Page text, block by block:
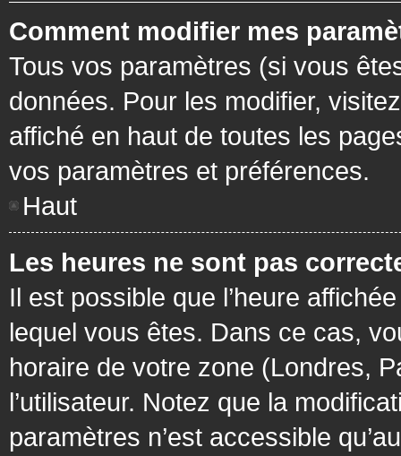
Comment modifier mes
Tous vos paramètres (si vous
données. Pour les modifier,
affiché en haut de toutes les
vos paramètres et préférences.
Haut
Les heures ne sont pas
Il est possible que l’heure
lequel vous êtes. Dans ce cas,
horaire de votre zone (Londres,
l’utilisateur. Notez que la
paramètres n’est accessible